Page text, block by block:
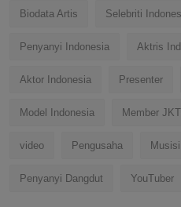
Biodata Artis Selebriti
Penyanyi Indonesia Aktris
Aktor Indonesia Presenter
Model Indonesia Member
video Pengusaha
Penyanyi Dangdut YouTuber